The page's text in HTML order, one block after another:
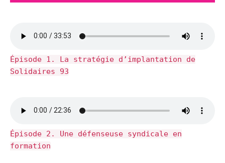
Épisode 1. La stratégie d’implantation de
Solidaires 93
Épisode 2. Une défenseuse syndicale en
formation